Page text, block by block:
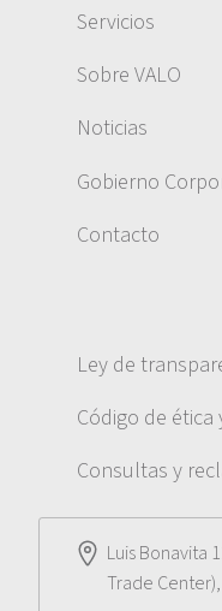
Servicios
Sobre VALO
Noticias
Gobierno
Contacto
Ley de
Código de
Consultas y
Luis Bonavita
Trade